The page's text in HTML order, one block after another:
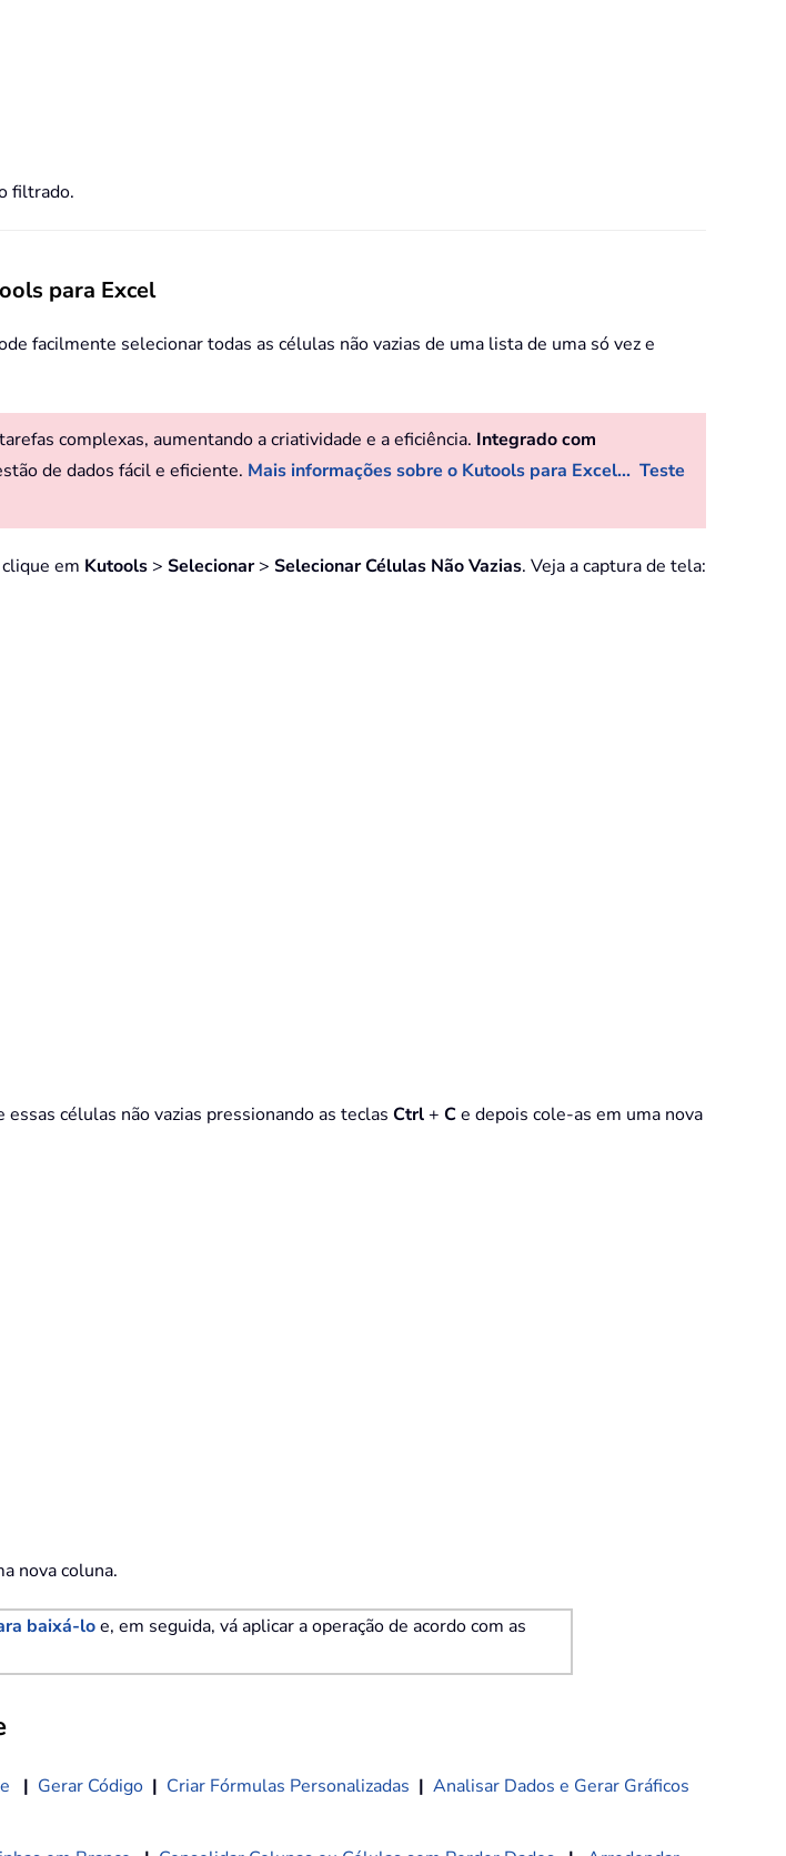
filtrado.
para Excel
facilmente selecionar todas as células não vazias de uma lista de uma só vez e
complexas, aumentando a criatividade e a eficiência. Integrado com
de dados fácil e eficiente. Mais informações sobre o Kutools para Excel... Teste
em Kutools > Selecionar> Selecionar Células Não Vazias. Veja a captura de tela:
células não vazias pressionando as teclas Ctrl+ Ce depois cole-as em uma nova
nova coluna.
baixá-loe, em seguida, vá aplicar a operação de acordo com as
| Gerar Código | Criar Fórmulas Personalizadas | Analisar Dados e Gerar Gráficos